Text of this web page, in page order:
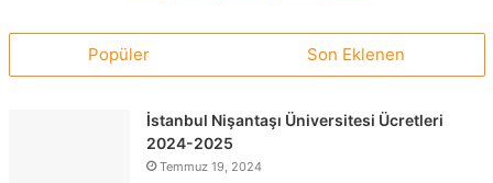
Popüler Son Eklenen
İstanbul Nişantaşı Üniversitesi Ücretleri
2024-2025
Temmuz 19, 2024